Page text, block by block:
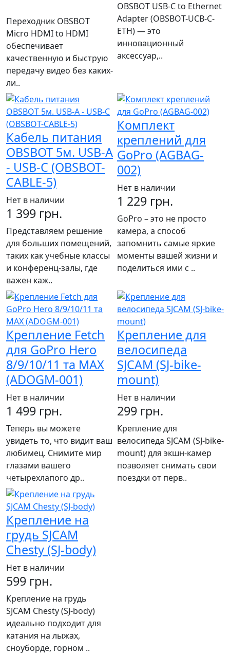
Переходник OBSBOT
Micro HDMI to HDMI
обеспечивает
качественную и быструю
передачу видео без каких-
ли..
OBSBOT USB-C to Ethernet
Adapter (OBSBOT-UCB-C-
ETH) — это
инновационный
аксессуар,..
Кабель питания
OBSBOT 5м. USB-A
- USB-C (OBSBOT-
CABLE-5)
Нет в наличии
1 399 грн.
Представляем решение
для больших помещений,
таких как учебные классы
и конференц-залы, где
важен каж..
Комплект
креплений для
GoPro (AGBAG-
002)
Нет в наличии
1 229 грн.
GoPro – это не просто
камера, а способ
запомнить самые яркие
моменты вашей жизни и
поделиться ими с ..
Крепление Fetch
для GoPro Hero
8/9/10/11 та MAX
(ADOGM-001)
Нет в наличии
1 499 грн.
Теперь вы можете
увидеть то, что видит ваш
любимец. Снимите мир
глазами вашего
четырехлапого др..
Крепление для
велосипеда
SJCAM (SJ-bike-
mount)
Нет в наличии
299 грн.
Крепление для
велосипеда SJCAM (SJ-bike-
mount) для экшн-камер
позволяет снимать свои
поездки от перв..
Крепление на
грудь SJCAM
Chesty (SJ-body)
Нет в наличии
599 грн.
Крепление на грудь
SJCAM Chesty (SJ-body)
идеально подходит для
катания на лыжах,
сноуборде, горном ..